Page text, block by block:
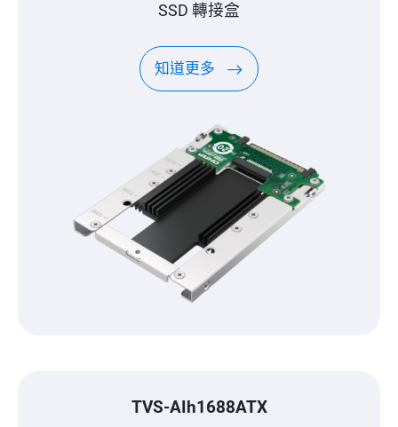
SSD 轉接盒
知道更多
TVS-AIh1688ATX